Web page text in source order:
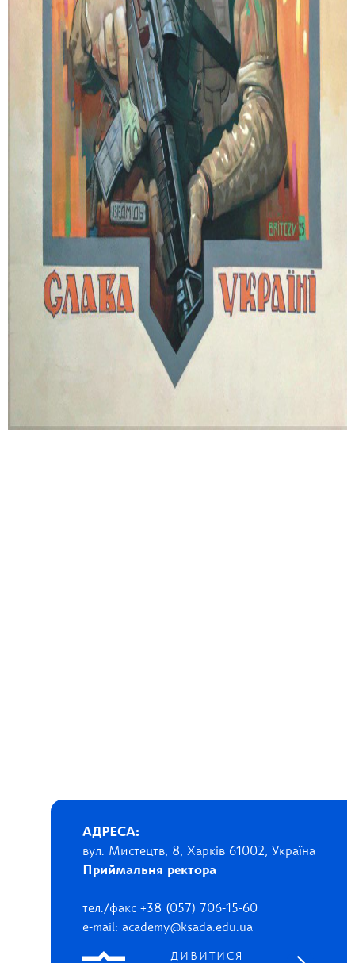
АДРЕСА:
вул. Мистецтв, 8, Харків 61002, Україна
Приймальня ректора
тел./факс +38 (057) 706-15-60
e-mail: academy@ksada.edu.ua
ДИВИТИСЯ